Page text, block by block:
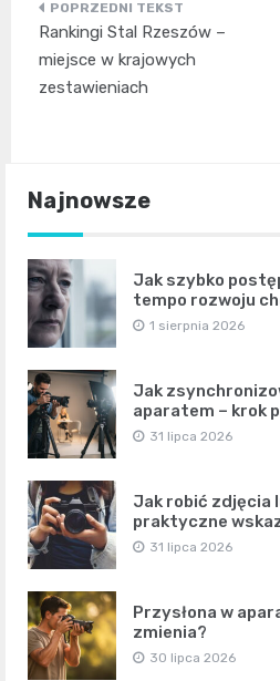
Nawigacja
wpisu
Rankingi Stal Rzeszów –
miejsce w krajowych
zestawieniach
Najnowsze
Jak szybko
tempo rozwoju
1 sierpnia 2026
Jak
aparatem – krok
31 lipca 2026
Jak robić zdjęcia
praktyczne
31 lipca 2026
Przysłona w
zmienia?
30 lipca 2026